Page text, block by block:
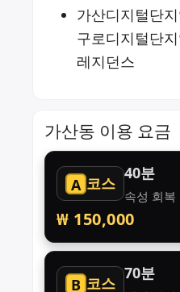
가산디지털단지
구로디지털단
레지던스
가산동 이용 요금
A 코스
40분
속성 회복
₩ 150,000
B 코스
70분